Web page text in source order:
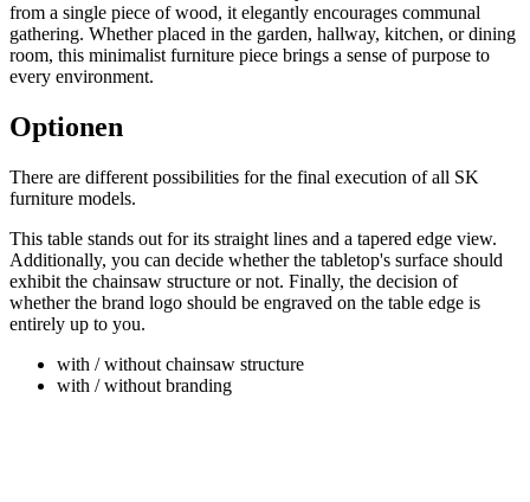
from a single piece of wood, it elegantly encourages communal
gathering. Whether placed in the garden, hallway, kitchen, or dining
room, this minimalist furniture piece brings a sense of purpose to
every environment.
Optionen
There are different possibilities for the final execution of all SK
furniture models.
This table stands out for its straight lines and a tapered edge view.
Additionally, you can decide whether the tabletop's surface should
exhibit the chainsaw structure or not. Finally, the decision of
whether the brand logo should be engraved on the table edge is
entirely up to you.
with / without chainsaw structure
with / without branding